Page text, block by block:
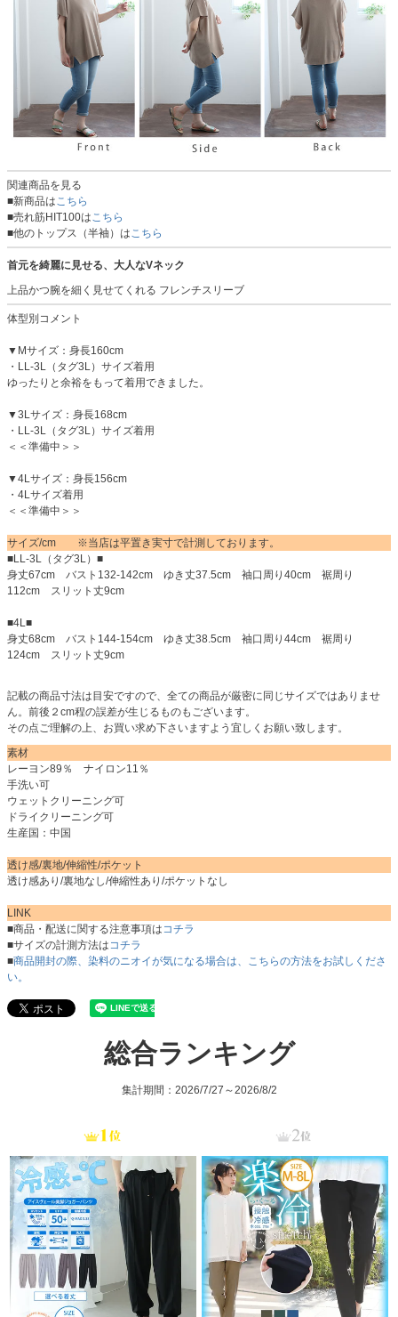
関連商品を見る
■新商品はこちら
■売れ筋HIT100はこちら
■他のトップス（半袖）はこちら
首元を綺麗に見せる、大人なVネック
上品かつ腕を細く見せてくれる フレンチスリーブ
体型別コメント
▼Mサイズ：身長160cm
・LL-3L（タグ3L）サイズ着用
ゆったりと余裕をもって着用できました。
▼3Lサイズ：身長168cm
・LL-3L（タグ3L）サイズ着用
＜＜準備中＞＞
▼4Lサイズ：身長156cm
・4Lサイズ着用
＜＜準備中＞＞
サイズ/cm ※当店は平置き実寸で計測しております。
■LL-3L（タグ3L）■
身丈67cm バスト132-142cm ゆき丈37.5cm 袖口周り40cm 裾周り
112cm スリット丈9cm
■4L■
身丈68cm バスト144-154cm ゆき丈38.5cm 袖口周り44cm 裾周り
124cm スリット丈9cm
記載の商品寸法は目安ですので、全ての商品が厳密に同じサイズではありませ
ん。前後２cm程の誤差が生じるものもございます。
その点ご理解の上、お買い求め下さいますよう宜しくお願い致します。
素材
レーヨン89％ ナイロン11％
手洗い可
ウェットクリーニング可
ドライクリーニング可
生産国：中国
透け感/裏地/伸縮性/ポケット
透け感あり/裏地なし/伸縮性あり/ポケットなし
LINK
■商品・配送に関する注意事項はコチラ
■サイズの計測方法はコチラ
■商品開封の際、染料のニオイが気になる場合は、こちらの方法をお試しくださ
い。
総合ランキング
集計期間：2026/7/27～2026/8/2